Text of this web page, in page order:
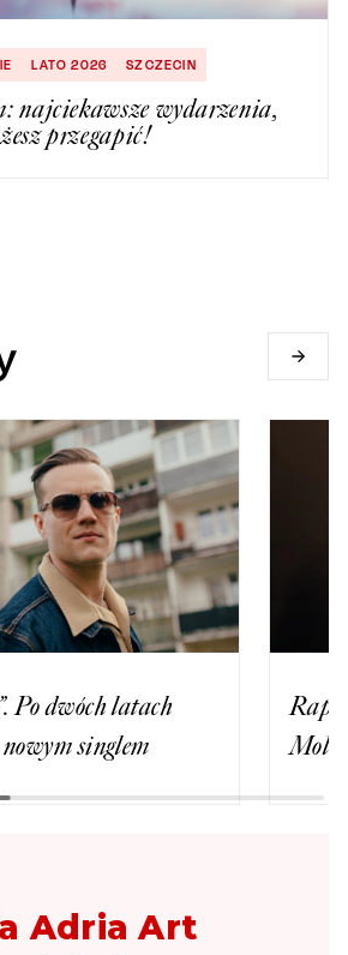
LATO 2026 SZCZECIN
najciekawsze wydarzenia,
przegapić!
Po dwóch latach
singlem
Adria Art